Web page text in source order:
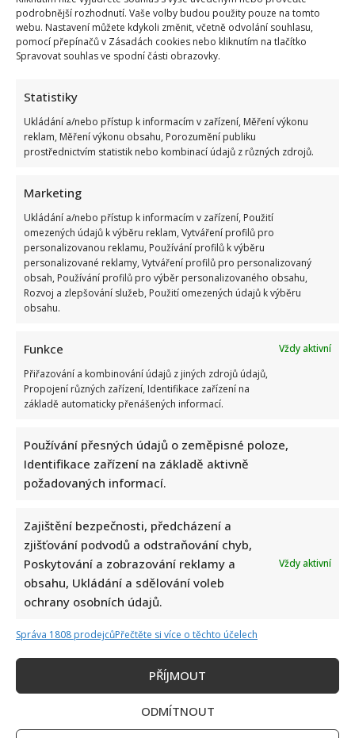
podrobnější rozhodnutí. Vaše volby budou použity pouze na tomto
webu. Nastavení můžete kdykoli změnit, včetně odvolání souhlasu,
pomocí přepínačů v Zásadách cookies nebo kliknutím na tlačítko
Spravovat souhlas ve spodní části obrazovky.
Statistiky
Ukládání a/nebo přístup k informacím v zařízení, Měření výkonu
reklam, Měření výkonu obsahu, Porozumění publiku
prostřednictvím statistik nebo kombinací údajů z různých zdrojů.
Marketing
Ukládání a/nebo přístup k informacím v zařízení, Použití
omezených údajů k výběru reklam, Vytváření profilů pro
personalizovanou reklamu, Používání profilů k výběru
personalizované reklamy, Vytváření profilů pro personalizovaný
obsah, Používání profilů pro výběr personalizovaného obsahu,
Rozvoj a zlepšování služeb, Použití omezených údajů k výběru
obsahu.
Funkce
Vždy aktivní
Přiřazování a kombinování údajů z jiných zdrojů údajů,
Propojení různých zařízení, Identifikace zařízení na
základě automaticky přenášených informací.
Používání přesných údajů o zeměpisné poloze,
Identifikace zařízení na základě aktivně
požadovaných informací.
Zajištění bezpečnosti, předcházení a
zjišťování podvodů a odstraňování chyb,
Poskytování a zobrazování reklamy a
obsahu, Ukládání a sdělování voleb
ochrany osobních údajů.
Vždy aktivní
Správa 1808 prodejcůPřečtěte si více o těchto účelech
PŘÍJMOUT
ODMÍTNOUT
plic
je
jí
konečně
lépe
Bydlení Michala Davida ve středomořském stylu: V pražské
vile ma k dispozici i bazén a vnitřní atrium